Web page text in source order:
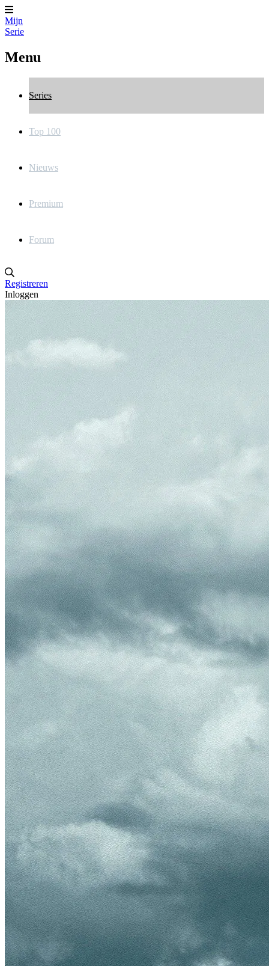
Mijn
Serie
Menu
Series
Top 100
Nieuws
Premium
Forum
Registreren
Inloggen